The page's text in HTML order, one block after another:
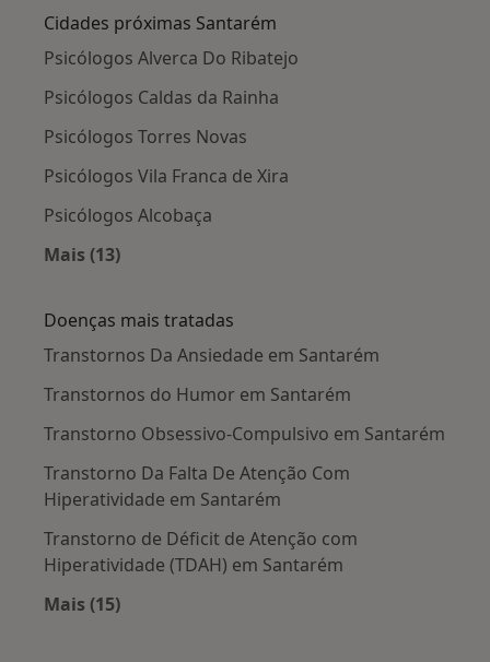
Cidades próximas Santarém
Psicólogos Alverca Do Ribatejo
Psicólogos Caldas da Rainha
Psicólogos Torres Novas
Psicólogos Vila Franca de Xira
Psicólogos Alcobaça
Mais (13)
Doenças mais tratadas
Transtornos Da Ansiedade em Santarém
Transtornos do Humor em Santarém
Transtorno Obsessivo-Compulsivo em Santarém
Transtorno Da Falta De Atenção Com
Hiperatividade em Santarém
Transtorno de Déficit de Atenção com
Hiperatividade (TDAH) em Santarém
Mais (15)